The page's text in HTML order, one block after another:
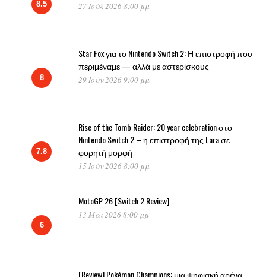
8.5 27 Ιούλ 2026 8:00 μμ
8
Star Fox για το Nintendo Switch 2: Η επιστροφή που
περιμέναμε — αλλά με αστερίσκους
29 Ιούν 2026 9:00 μμ
7.8
Rise of the Tomb Raider: 20 year celebration στο
Nintendo Switch 2 – η επιστροφή της Lara σε
φορητή μορφή
15 Ιούν 2026 8:00 μμ
6
MotoGP 26 [Switch 2 Review]
13 Μάι 2026 8:00 μμ
[Review] Pokémon Champions: μια ψηφιακή αρένα,